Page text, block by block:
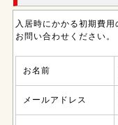
入居時にかかる初期費
お問い合わせください。
お名前
メールアドレス